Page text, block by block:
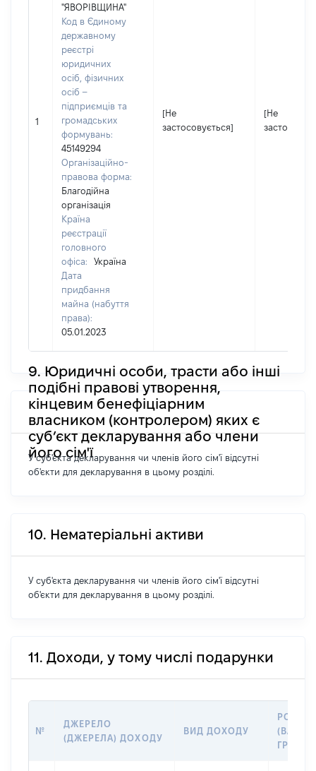
1
"ЯВОРІВЩИНА"
Код в Єдиному
державному
реєстрі
юридичних
осіб, фізичних
осіб –
підприємців та
громадських
формувань:
45149294
Організаційно-
правова форма:
Благодійна
організація
Країна
реєстрації
головного
офіса:
Україна
Дата
придбання
майна (набуття
права):
05.01.2023
[Не
застосовується]
[Не
9. Юридичні особи, трасти або інші
подібні правові утворення,
кінцевим бенефіціарним
власником (контролером) яких є
суб’єкт декларування або члени
його сім'ї
У суб'єкта декларування чи членів його сім'ї відсутні
об'єкти для декларування в цьому розділі.
10. Нематеріальні активи
У суб'єкта декларування чи членів його сім'ї відсутні
об'єкти для декларування в цьому розділі.
11. Доходи, у тому числі подарунки
№
ДЖЕРЕЛО
(ДЖЕРЕЛА) ДОХОДУ
ВИД ДОХОДУ
РОЗМІР
ГРН